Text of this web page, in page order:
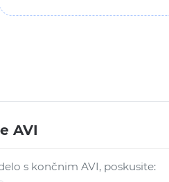
AVI
s končnim AVI, poskusite: